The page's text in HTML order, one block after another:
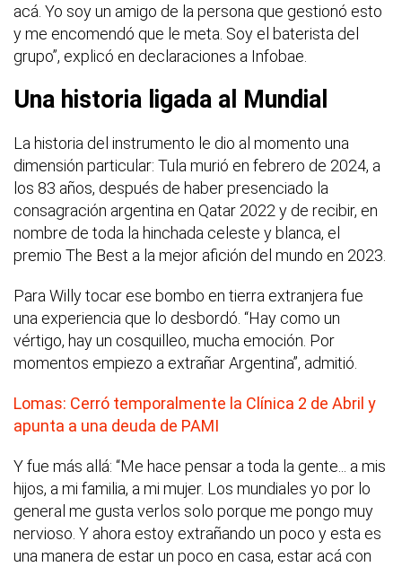
acá. Yo soy un amigo de la persona que gestionó esto
y me encomendó que le meta. Soy el baterista del
grupo”, explicó en declaraciones a Infobae.
Una historia ligada al Mundial
La historia del instrumento le dio al momento una
dimensión particular: Tula murió en febrero de 2024, a
los 83 años, después de haber presenciado la
consagración argentina en Qatar 2022 y de recibir, en
nombre de toda la hinchada celeste y blanca, el
premio The Best a la mejor afición del mundo en 2023.
Para Willy tocar ese bombo en tierra extranjera fue
una experiencia que lo desbordó. “Hay como un
vértigo, hay un cosquilleo, mucha emoción. Por
momentos empiezo a extrañar Argentina”, admitió.
Lomas: Cerró temporalmente la Clínica 2 de Abril y
apunta a una deuda de PAMI
Y fue más allá: “Me hace pensar a toda la gente... a mis
hijos, a mi familia, a mi mujer. Los mundiales yo por lo
general me gusta verlos solo porque me pongo muy
nervioso. Y ahora estoy extrañando un poco y esta es
una manera de estar un poco en casa, estar acá con